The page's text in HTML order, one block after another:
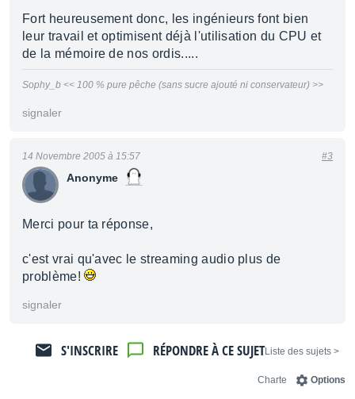
Fort heureusement donc, les ingénieurs font bien
leur travail et optimisent déjà l'utilisation du CPU et
de la mémoire de nos ordis.....
Sophy_b << 100 % pure pêche (sans sucre ajouté ni conservateur) >>
signaler
Anonyme
14 Novembre 2005 à 15:57 #3
Merci pour ta réponse,
c'est vrai qu'avec le streaming audio plus de
problème!
signaler
< Liste des sujets
RÉPONDRE À CE SUJET
S'INSCRIRE
Options
Charte